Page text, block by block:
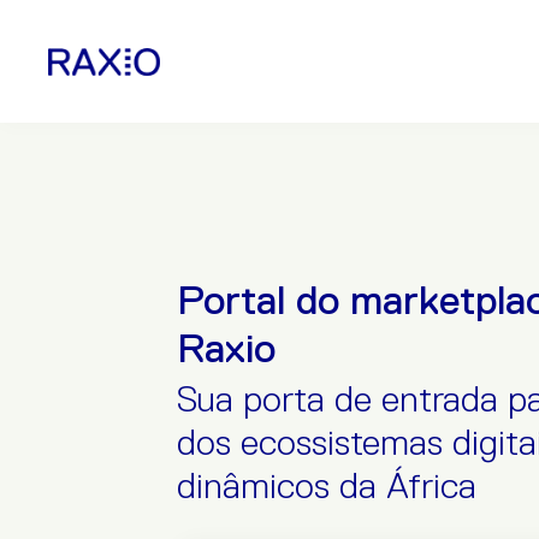
Portal do
Raxio
Sua porta de entrada
dos ecossistemas
dinâmicos da África